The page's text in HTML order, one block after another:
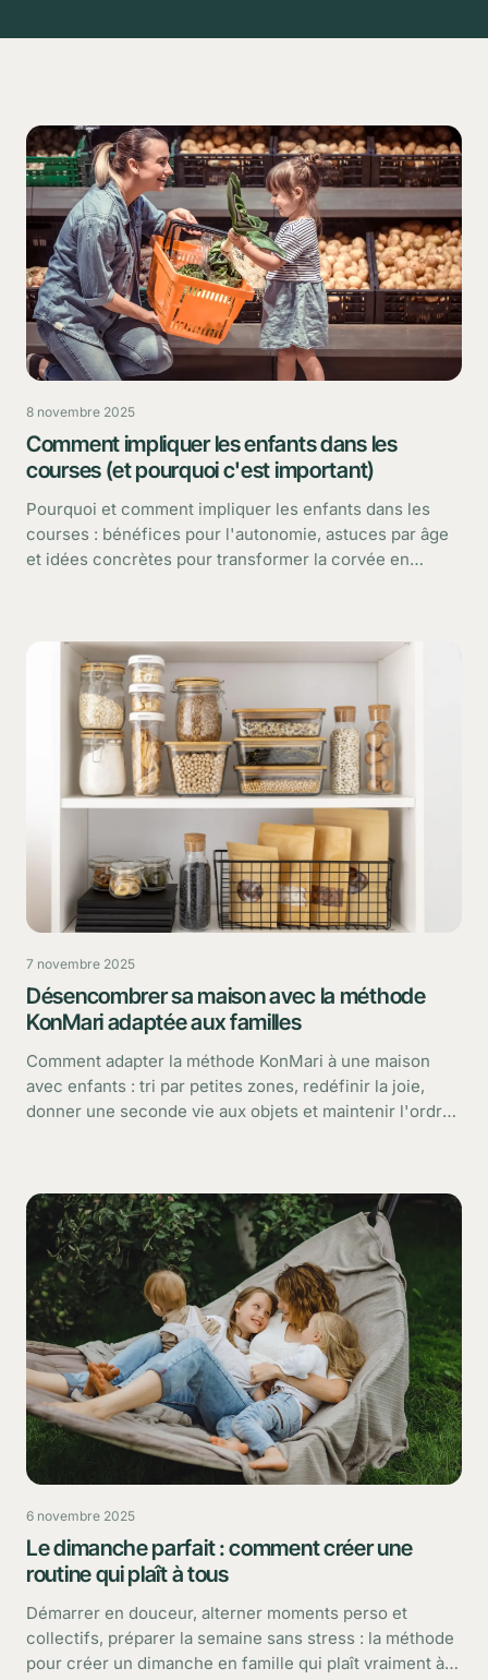
8 novembre 2025
Comment impliquer les enfants dans les
courses (et pourquoi c'est important)
Pourquoi et comment impliquer les enfants dans les
courses : bénéfices pour l'autonomie, astuces par âge
et idées concrètes pour transformer la corvée en
7 novembre 2025
Désencombrer sa maison avec la méthode
KonMari adaptée aux familles
Comment adapter la méthode KonMari à une maison
avec enfants : tri par petites zones, redéfinir la joie,
donner une seconde vie aux objets et maintenir l'ordre
6 novembre 2025
Le dimanche parfait : comment créer une
routine qui plaît à tous
Démarrer en douceur, alterner moments perso et
collectifs, préparer la semaine sans stress : la méthode
pour créer un dimanche en famille qui plaît vraiment à